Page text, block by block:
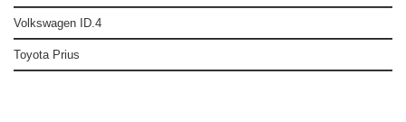
Volkswagen ID.4
Toyota Prius